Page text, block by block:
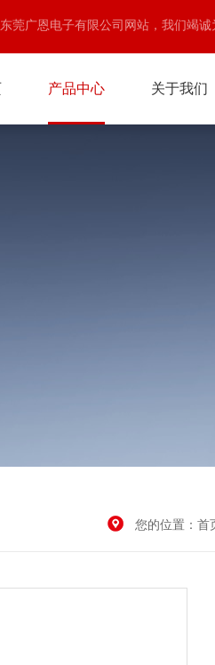
莞广恩电子有限公司网站，我们竭诚
产品中心 关于我们
您的位置： 首